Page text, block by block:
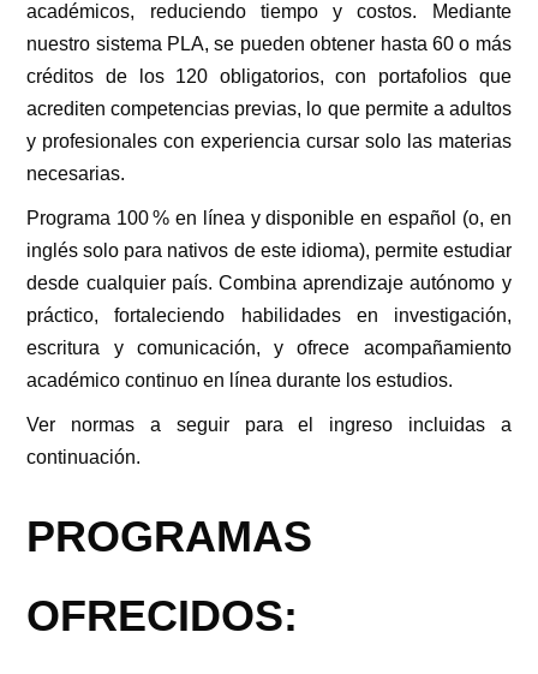
académicos, reduciendo tiempo y costos. Mediante
nuestro sistema PLA, se pueden obtener hasta 60 o más
créditos de los 120 obligatorios, con portafolios que
acrediten competencias previas, lo que permite a adultos
y profesionales con experiencia cursar solo las materias
necesarias.
Programa 100 % en línea y disponible en español (o, en
inglés solo para nativos de este idioma), permite estudiar
desde cualquier país. Combina aprendizaje autónomo y
práctico, fortaleciendo habilidades en investigación,
escritura y comunicación, y ofrece acompañamiento
académico continuo en línea durante los estudios.
Ver normas a seguir para el ingreso incluidas a
continuación.
PROGRAMAS
OFRECIDOS: